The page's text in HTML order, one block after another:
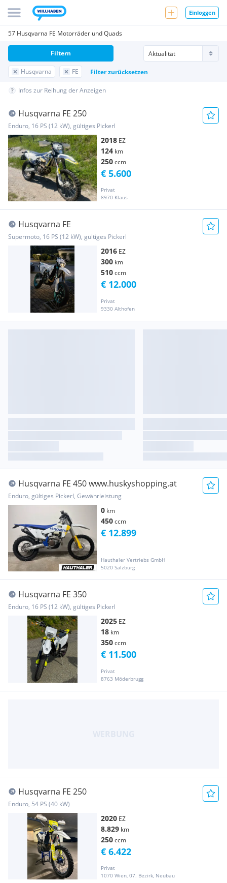
Einloggen
57 Husqvarna FE Motorräder und Quads
Husqvarna FE Filter zurücksetzen
Filtern
Infos zur Reihung der Anzeigen
Husqvarna FE 250
Enduro, 16 PS (12 kW), gültiges Pickerl
2018 EZ
124 km
250ccm
Privat
8970 Klaus
€ 5.600
Husqvarna FE
Supermoto, 16 PS (12 kW), gültiges Pickerl
2016 EZ
300 km
510ccm
Privat
9330 Althofen
€ 12.000
Husqvarna FE 450 www.huskyshopping.at
Enduro, gültiges Pickerl, Gewährleistung
0 km
450ccm
Hauthaler Vertriebs GmbH
5020 Salzburg
€ 12.899
Husqvarna FE 350
Enduro, 16 PS (12 kW), gültiges Pickerl
2025 EZ
18 km
350ccm
Privat
8763 Möderbrugg
€ 11.500
Husqvarna FE 250
Enduro, 54 PS (40 kW)
2020 EZ
8.829 km
250ccm
Privat
1070 Wien, 07. Bezirk, Neubau
€ 6.422